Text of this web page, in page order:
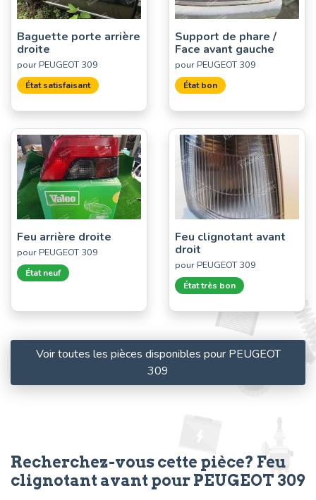
Baguette porte arrière
droite
pour PEUGEOT 309
État satisfaisant
Support de phare /
Face avant gauche
pour PEUGEOT 309
État bon
Feu arrière droite
pour PEUGEOT 309
État neuf
Feu clignotant avant
droit
pour PEUGEOT 309
État très bon
Voir toutes les pièces disponibles pour PEUGEOT
309
Recherchez-vous cette pièce? Feu
clignotant avant pour PEUGEOT 309